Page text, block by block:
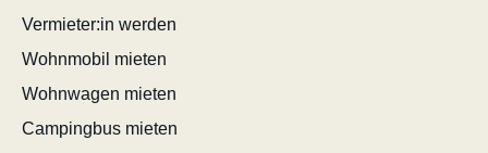
Vermieter:in werden
Wohnmobil mieten
Wohnwagen mieten
Campingbus mieten